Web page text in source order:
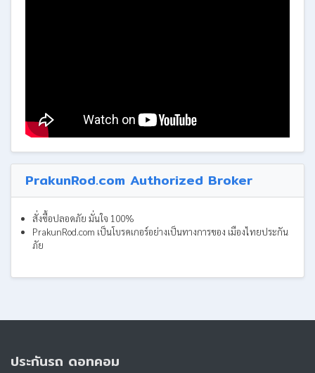
PrakunRod.com Authorized Broker
สั่งซื้อปลอดภัย มั่นใจ 100%
PrakunRod.com เป็นโบรคเกอร์อย่างเป็นทางการของ เมืองไทยประกัน
ภัย
ประกันรถ ดอทคอม